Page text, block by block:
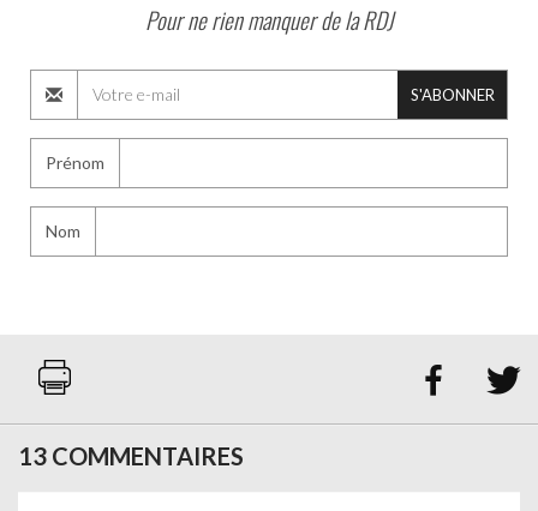
Pour ne rien manquer de la RDJ
S'ABONNER
Prénom
Nom
 
13 COMMENTAIRES